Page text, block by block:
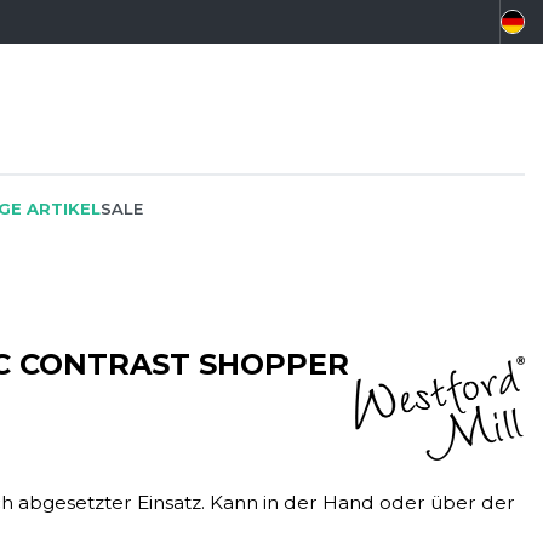
TASCHE
SPLASHMACS
SPORT
ARTIKELSALE
CONTRAST SHOPPER
abgesetzter Einsatz. Kann in der Hand oder über der